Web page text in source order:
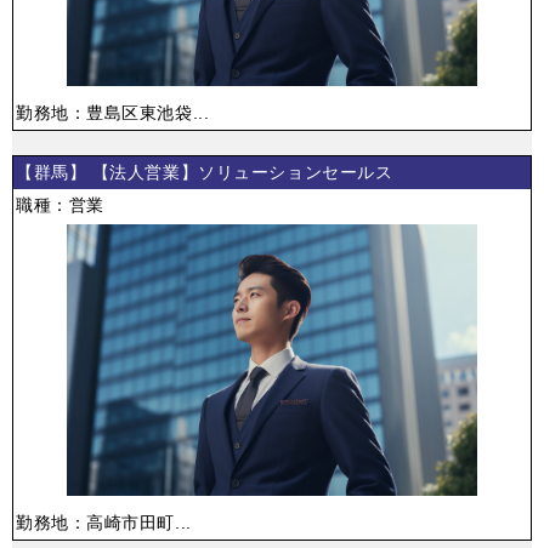
勤務地：豊島区東池袋...
【群馬】 【法人営業】ソリューションセールス
職種：営業
勤務地：高崎市田町...